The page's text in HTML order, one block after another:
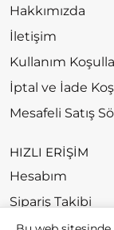
Hakkımızda
İletişim
Kullanım
İptal ve İade
Mesafeli Satış
HIZLI ERİŞİM
Hesabım
Sipariş Takibi